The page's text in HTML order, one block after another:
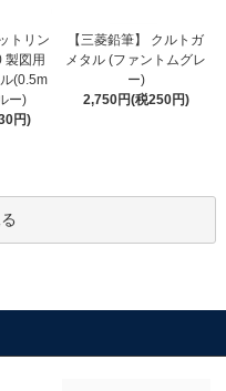
トリン
製図用
(0.5m
ー)
円)
【三菱鉛筆】 クルトガ
メタル (ファントムグレ
ー)
2,750円(税250円)